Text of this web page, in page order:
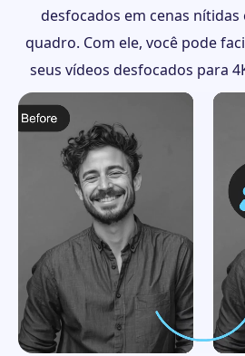
desfocados em cenas nítidas
quadro. Com ele, você pode
seus vídeos desfocados para